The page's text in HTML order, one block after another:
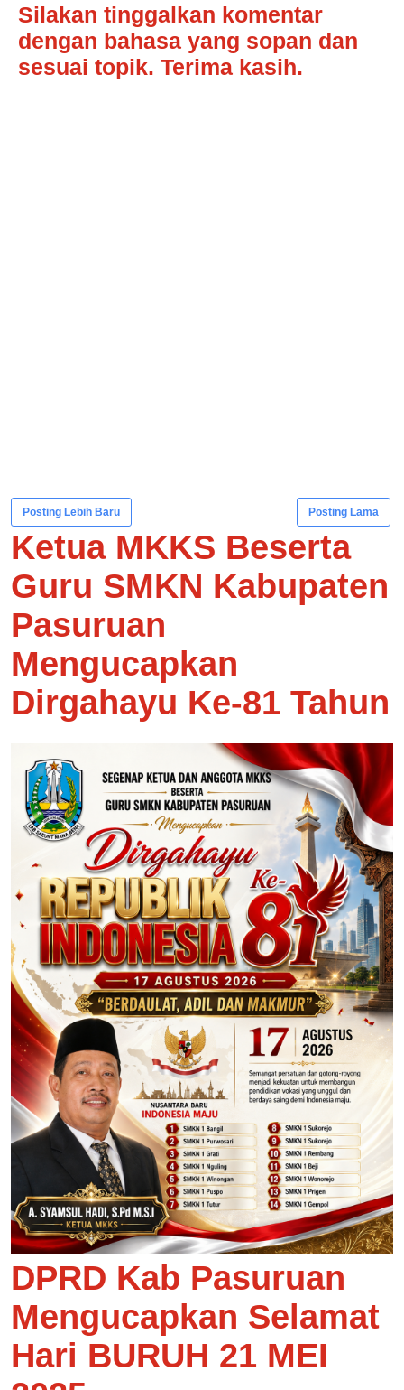
Silakan tinggalkan komentar
dengan bahasa yang sopan dan
sesuai topik. Terima kasih.
Posting Lebih Baru Posting Lama
Ketua MKKS Beserta
Guru SMKN Kabupaten
Pasuruan
Mengucapkan
Dirgahayu Ke-81 Tahun
DPRD Kab Pasuruan
Mengucapkan Selamat
Hari BURUH 21 MEI